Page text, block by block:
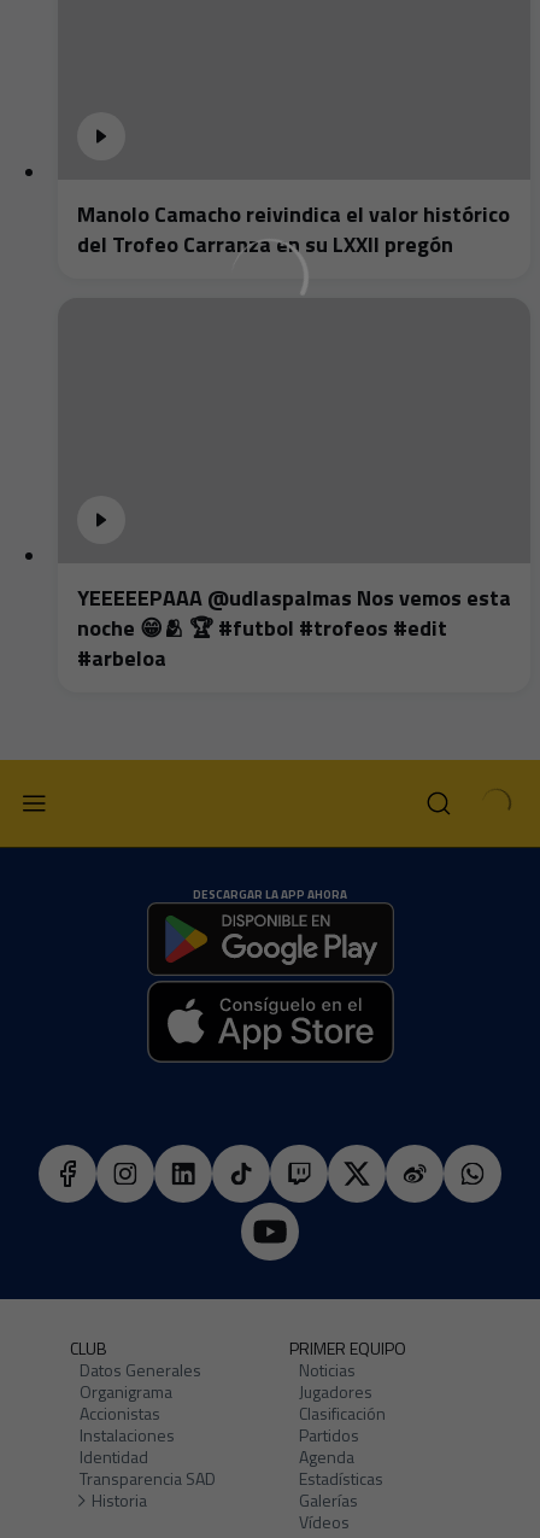
Manolo Camacho reivindica el valor histórico
del Trofeo Carranza en su LXXII pregón
YEEEEEPAAA @udlaspalmas Nos vemos esta
noche 😁🫂 🏆 #futbol #trofeos #edit
#arbeloa
DESCARGAR LA APP AHORA
CLUB
Datos Generales
Organigrama
Accionistas
Instalaciones
Identidad
Transparencia SAD
Historia
PRIMER EQUIPO
Noticias
Jugadores
Clasificación
Partidos
Agenda
Estadísticas
Galerías
Vídeos